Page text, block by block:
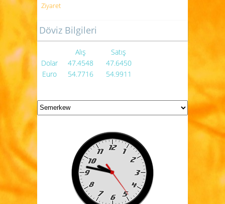
Ziyaret
Döviz Bilgileri
Alış
Satış
Dolar
47.4548
47.6450
Euro
54.7716 54.9911